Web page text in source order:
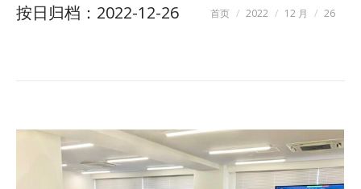
按日归档： 2022-12-26 您在这里：
首页 2022 12 月 26